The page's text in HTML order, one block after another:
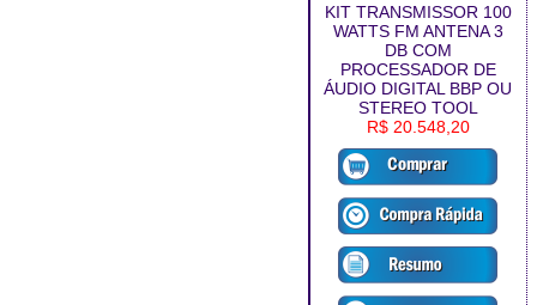
KIT TRANSMISSOR 100
WATTS FM ANTENA 3
DB COM
PROCESSADOR DE
ÁUDIO DIGITAL BBP OU
STEREO TOOL
R$ 20.548,20